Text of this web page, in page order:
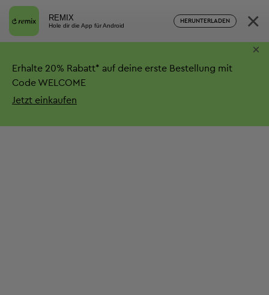
REMIX
Hole dir die App für Android
HERUNTERLADEN ×
Erhalte 20% Rabatt* auf deine erste Bestellung mit
Code WELCOME
Jetzt einkaufen
×